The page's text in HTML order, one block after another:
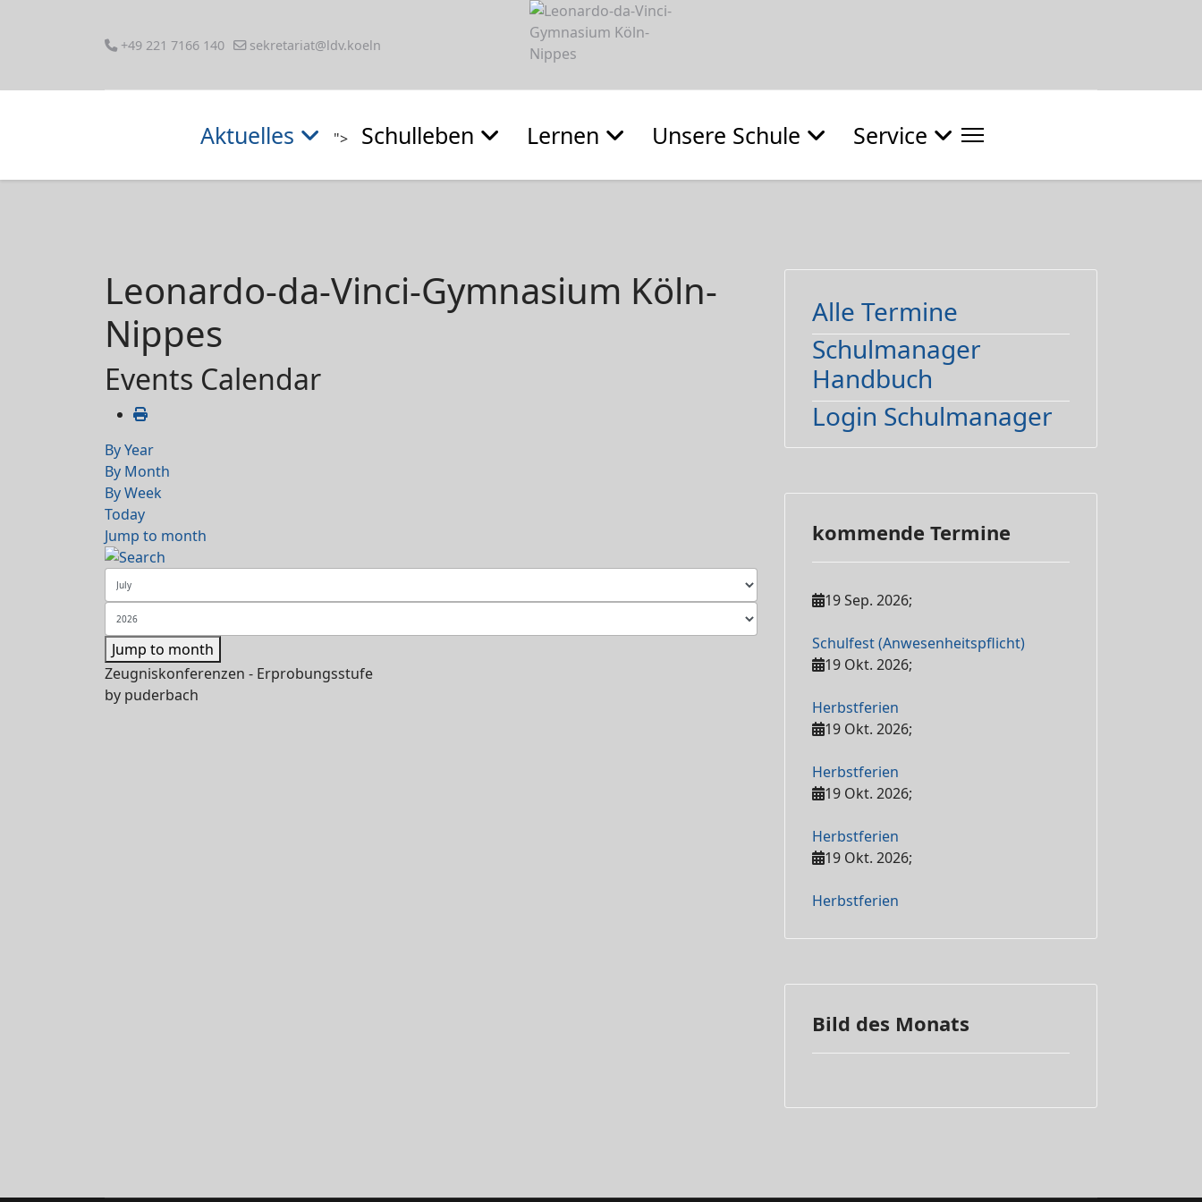
+49 221 7166 140 sekretariat@ldv.koeln
Aktuelles "> Schulleben Lernen Unsere Schule Service
Leonardo-da-Vinci-Gymnasium Köln-
Nippes
Events Calendar
By Year
By Month
By Week
Today
Jump to month
Jump to month
Zeugniskonferenzen - Erprobungsstufe
by puderbach
Alle Termine
Schulmanager
Handbuch
Login Schulmanager
kommende Termine
19 Sep. 2026;
Schulfest (Anwesenheitspflicht)
19 Okt. 2026;
Herbstferien
19 Okt. 2026;
Herbstferien
19 Okt. 2026;
Herbstferien
19 Okt. 2026;
Herbstferien
Bild des Monats